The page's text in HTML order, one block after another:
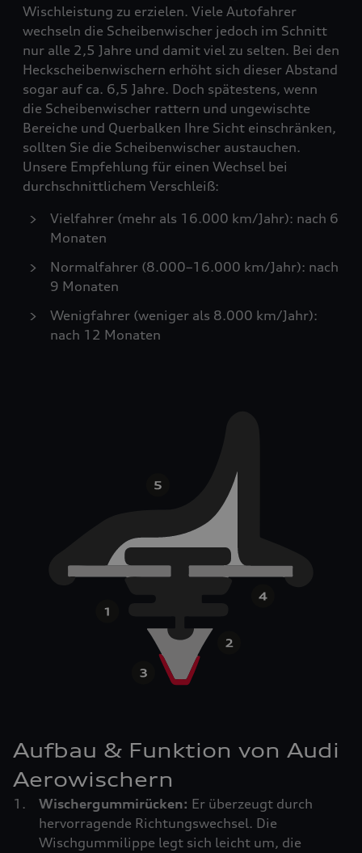
Wischleistung zu erzielen. Viele Autofahrer
wechseln die Scheibenwischer jedoch im Schnitt
nur alle 2,5 Jahre und damit viel zu selten. Bei den
Heckscheibenwischern erhöht sich dieser Abstand
sogar auf ca. 6,5 Jahre. Doch spätestens, wenn
die Scheibenwischer rattern und ungewischte
Bereiche und Querbalken Ihre Sicht einschränken,
sollten Sie die Scheibenwischer austauchen.
Unsere Empfehlung für einen Wechsel bei
durchschnittlichem Verschleiß:
Vielfahrer (mehr als 16.000 km/Jahr): nach 6
Monaten
Normalfahrer (8.000–16.000 km/Jahr): nach
9 Monaten
Wenigfahrer (weniger als 8.000 km/Jahr):
nach 12 Monaten
Aufbau & Funktion von Audi
Aerowischern
Wischergummirücken: Er überzeugt durch
hervorragende Richtungswechsel. Die
Wischgummilippe legt sich leicht um, die